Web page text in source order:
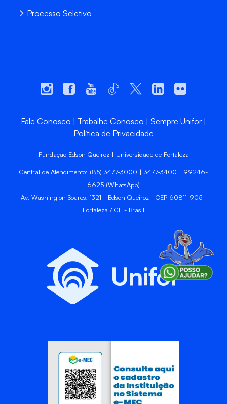
Processo Seletivo
Fale Conosco Trabalhe Conosco
Sempre Unifor
Política de Privacidade
Fundação Edson Queiroz | Universidade de Fortaleza
Central de Atendimento: (85) 3477-3000 | 3477-3400 | 99246-
6625 (WhatsApp)
Av. Washington Soares, 1321 - Edson Queiroz - CEP 60811-905 -
Fortaleza / CE - Brasil